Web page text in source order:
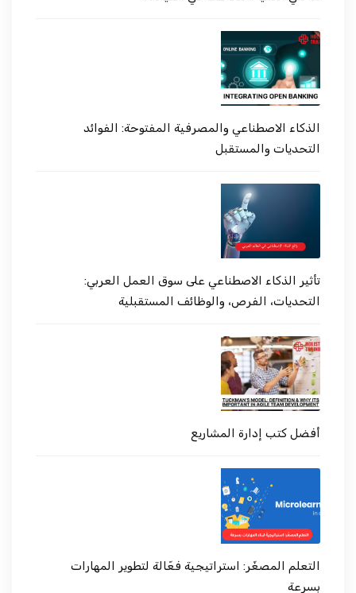
الذكاء الاصطناعي والمصرفية المفتوحة: الفوائد
التحديات والمستقبل
تأثير الذكاء الاصطناعي على سوق العمل العربي:
التحديات، الفرص، والوظائف المستقبلية
أفضل كتب إدارة المشاريع
التعلم المصغّر: استراتيجية فعّالة لتطوير المهارات
بسرعة